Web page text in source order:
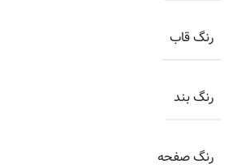
رنگ قاب
رنگ بند
رنگ صفحه